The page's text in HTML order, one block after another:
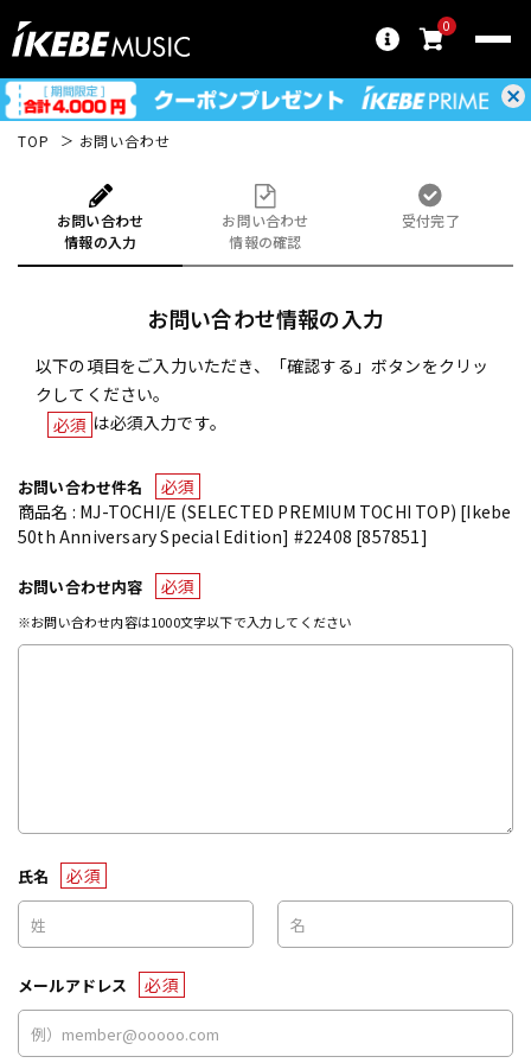
0
TOP お問い合わせ
お問い合わせ
情報の入力
お問い合わせ
情報の確認
受付完了
お問い合わせ情報の入力
以下の項目をご入力いただき、「確認する」ボタンをクリッ
クしてください。
必須 は必須入力です。
お問い合わせ件名
必須
商品名 : MJ-TOCHI/E (SELECTED PREMIUM TOCHI TOP) [Ikebe
50th Anniversary Special Edition] #22408 [857851]
お問い合わせ内容 必須
※お問い合わせ内容は1000文字以下で入力してください
氏名 必須
メールアドレス 必須